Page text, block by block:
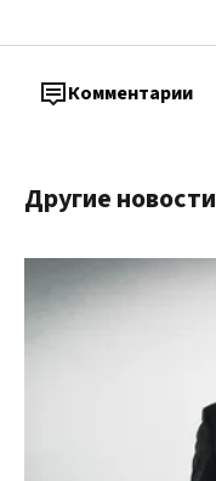
Комментарии
Другие новости